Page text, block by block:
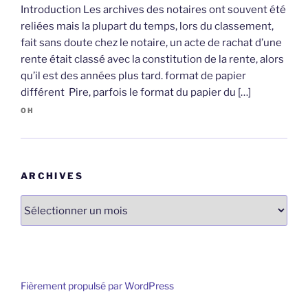
Introduction Les archives des notaires ont souvent été
reliées mais la plupart du temps, lors du classement,
fait sans doute chez le notaire, un acte de rachat d’une
rente était classé avec la constitution de la rente, alors
qu’il est des années plus tard. format de papier
différent Pire, parfois le format du papier du […]
OH
ARCHIVES
Fièrement propulsé par WordPress